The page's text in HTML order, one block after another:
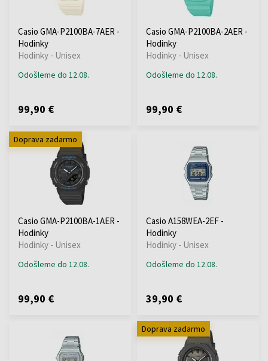
Casio GMA-P2100BA-7AER -
Hodinky
Hodinky - Unisex
Odošleme do 12.08.
99,90 €
Casio GMA-P2100BA-2AER -
Hodinky
Hodinky - Unisex
Odošleme do 12.08.
99,90 €
Doprava zadarmo
Casio GMA-P2100BA-1AER -
Hodinky
Hodinky - Unisex
Odošleme do 12.08.
99,90 €
Casio A158WEA-2EF -
Hodinky
Hodinky - Unisex
Odošleme do 12.08.
39,90 €
Doprava zadarmo